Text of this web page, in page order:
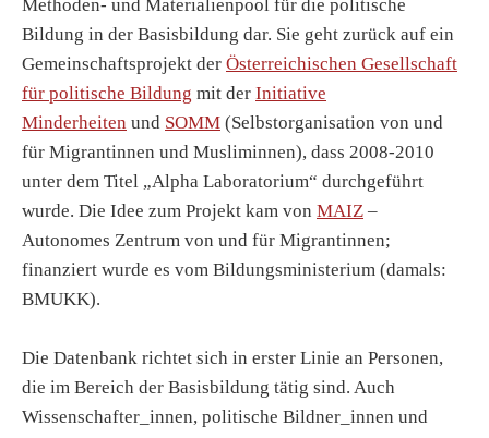
Methoden- und Materialienpool für die politische
Bildung in der Basisbildung dar. Sie geht zurück auf ein
Gemeinschaftsprojekt der Österreichischen Gesellschaft
für politische Bildung mit der Initiative
Minderheiten und SOMM (Selbstorganisation von und
für Migrantinnen und Musliminnen), dass 2008-2010
unter dem Titel „Alpha Laboratorium“ durchgeführt
wurde. Die Idee zum Projekt kam von MAIZ –
Autonomes Zentrum von und für Migrantinnen;
finanziert wurde es vom Bildungsministerium (damals:
BMUKK).
Die Datenbank richtet sich in erster Linie an Personen,
die im Bereich der Basisbildung tätig sind. Auch
Wissenschafter_innen, politische Bildner_innen und